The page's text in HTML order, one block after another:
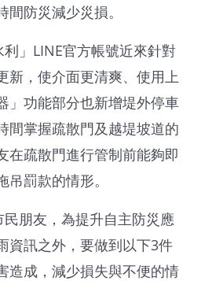
防災減少災損。
」LINE官方帳號近來針對
新，使介面更清爽、使用上
」功能部分也新增堤外停車
間掌握疏散門及越堤坡道的
在疏散門進行管制前能夠即
罰款的情形。
朋友，為提升自主防災應
資訊之外，要做到以下3件
造成，減少損失與不便的情